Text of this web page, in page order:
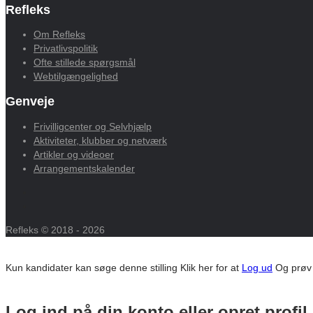
Refleks
Om Refleks
Privatlivspolitik
Ofte stillede spørgsmål
Webtilgængelighed
Genveje
Frivilligcenter og Selvhjælp
Aktiviteter, klubber og netværk
Artikler og videoer
Arrangementskalender
Refleks © 2018 - 2026
Kun kandidater kan søge denne stilling Klik her for at Log ud Og